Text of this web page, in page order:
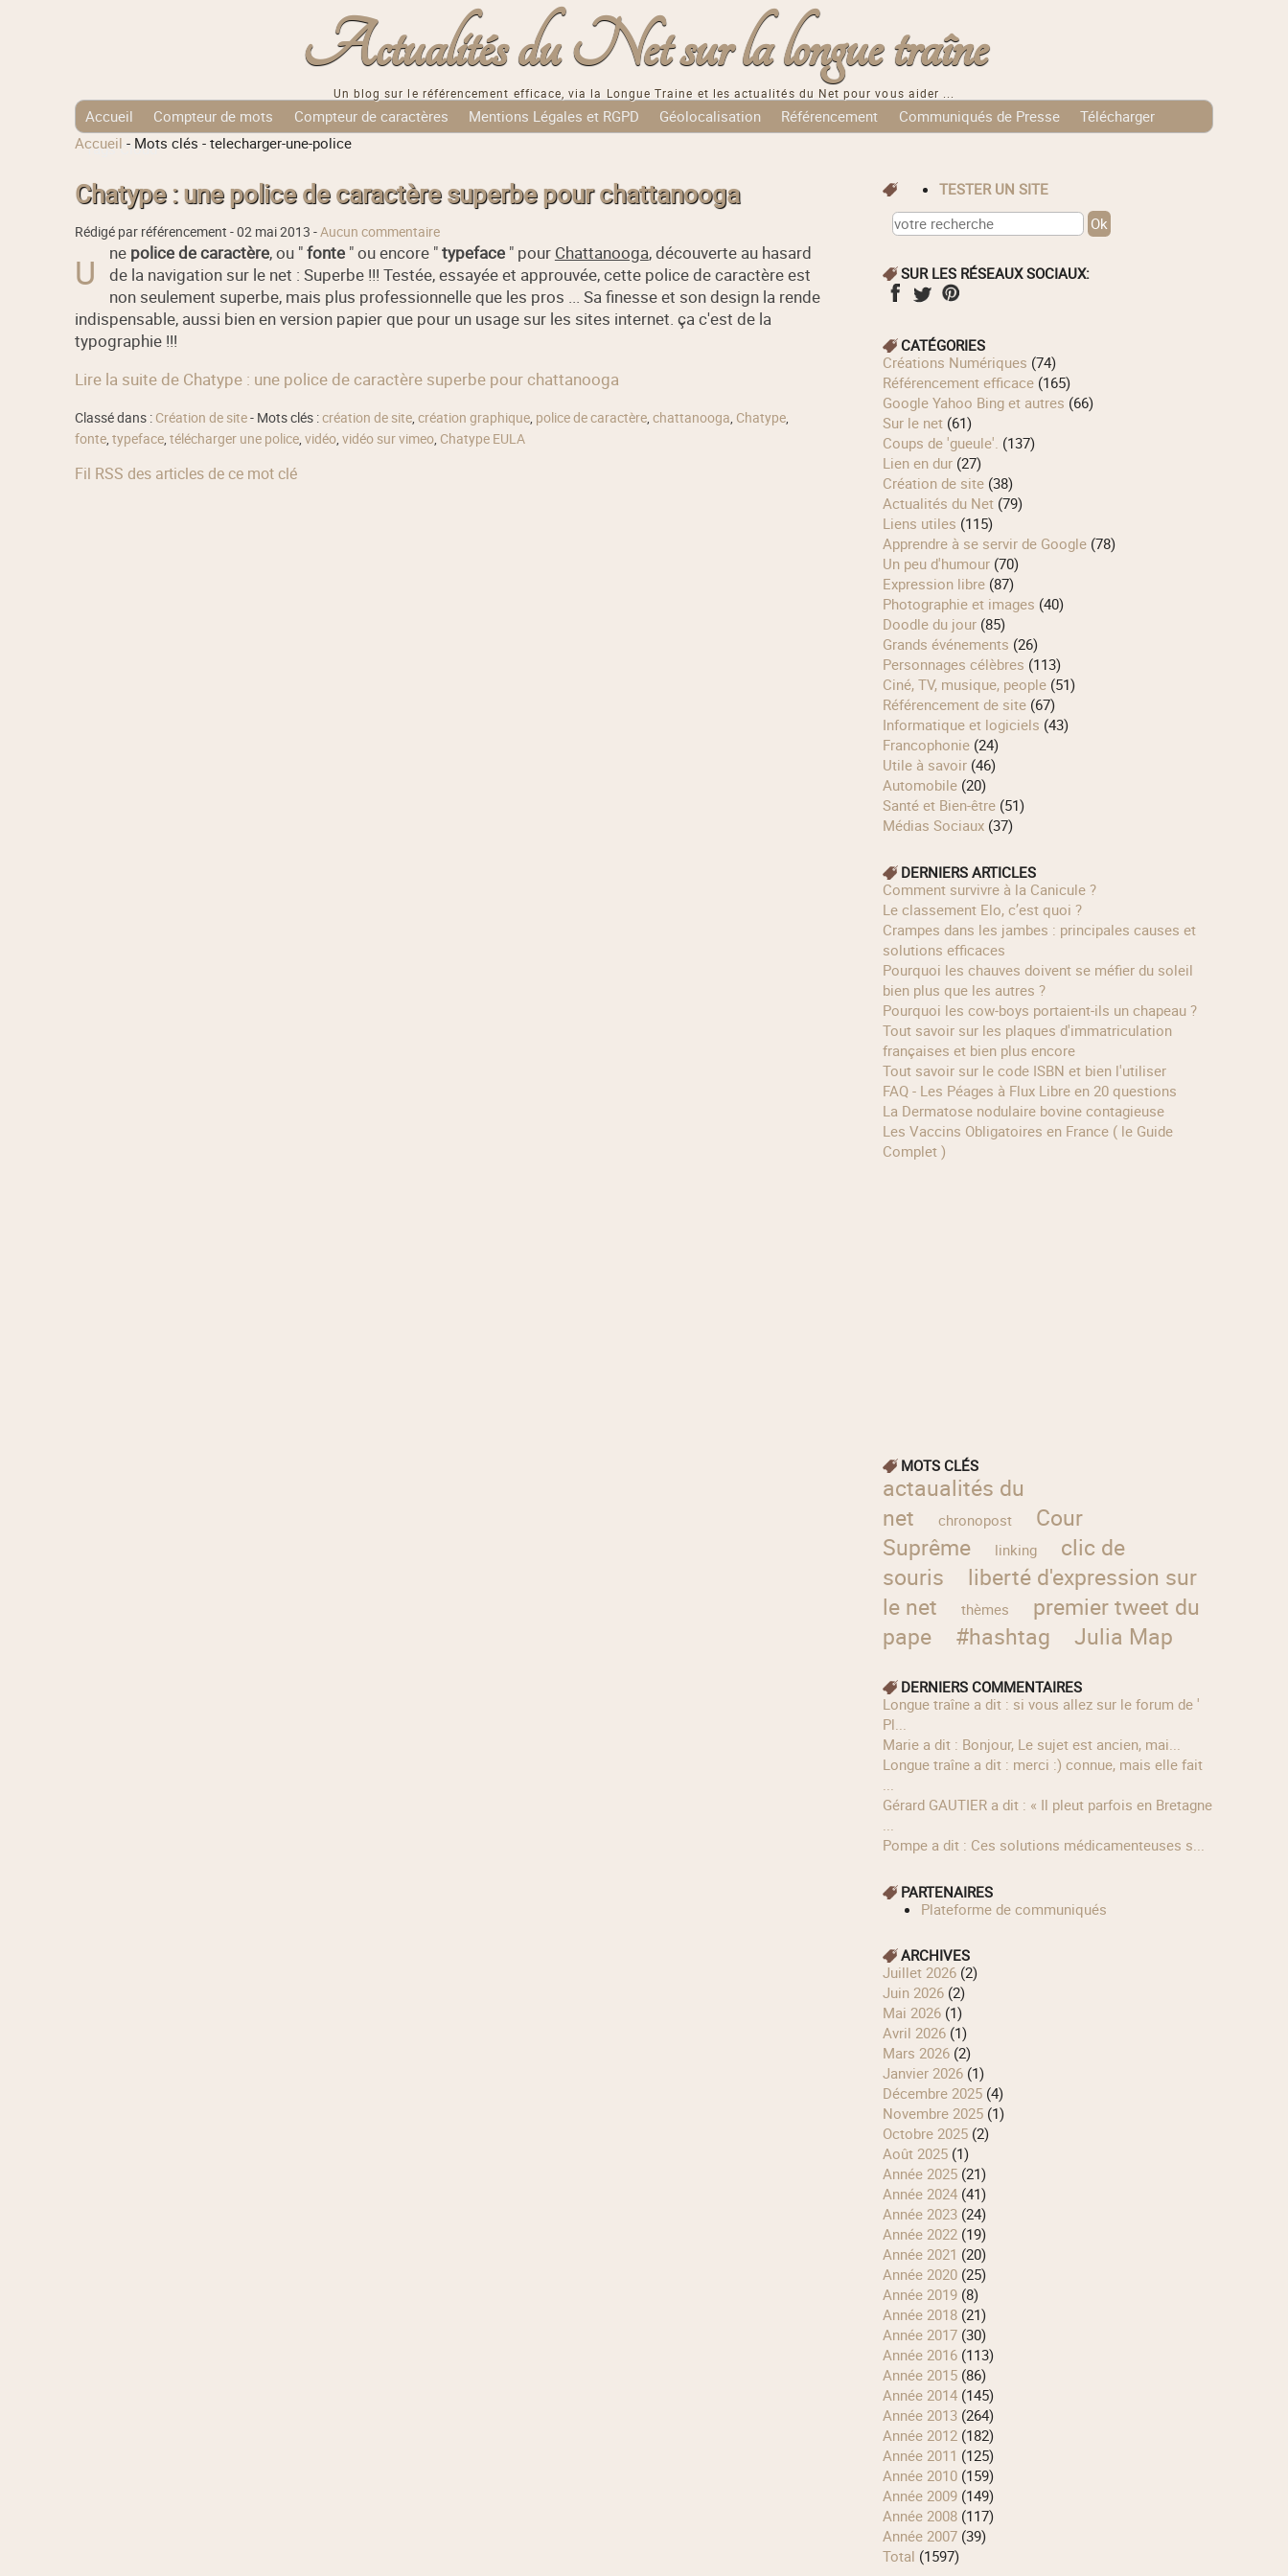
Actualités du Net sur la longue traîne
Un blog sur le référencement efficace, via la Longue Traine et les actualités du Net pour vous aider ...
Accueil Compteur de mots Compteur de caractères Mentions Légales et RGPD Géolocalisation Référencement Communiqués de Presse
Télécharger
Tags Cloud
Accueil - Mots clés - telecharger-une-police
Chatype : une police de caractère superbe pour chattanooga
Rédigé par référencement -02 mai 2013 -Aucun commentaire
U ne police de caractère, ou "fonte" ou encore "typeface" pour Chattanooga, découverte au hasard
de la navigation sur le net : Superbe !!! Testée, essayée et approuvée, cette police de caractère est
non seulement superbe, mais plus professionnelle que les pros ... Sa finesse et son design la rende
indispensable, aussi bien en version papier que pour un usage sur les sites internet. ça c'est de la
typographie !!!
Lire la suite de Chatype : une police de caractère superbe pour chattanooga
Classé dans : Création de site- Mots clés :création de site, création graphique, police de caractère, chattanooga, Chatype,
fonte, typeface, télécharger une police, vidéo, vidéo sur vimeo, Chatype EULA
Fil RSS des articles de ce mot clé
TESTER UN SITE
SUR LES RÉSEAUX SOCIAUX:
CATÉGORIES
Créations Numériques (74)
Référencement efficace(165)
Google Yahoo Bing et autres (66)
Sur le net(61)
Coups de 'gueule'. (137)
Lien en dur(27)
Création de site(38)
Actualités du Net(79)
Liens utiles (115)
Apprendre à se servir de Google(78)
Un peu d'humour(70)
Expression libre(87)
Photographie et images (40)
Doodle du jour(85)
Grands événements (26)
Personnages célèbres (113)
Ciné, TV, musique, people(51)
Référencement de site(67)
Informatique et logiciels (43)
Francophonie(24)
Utile à savoir(46)
Automobile(20)
Santé et Bien-être(51)
Médias Sociaux(37)
DERNIERS ARTICLES
Comment survivre à la Canicule ?
Le classement Elo, c’est quoi ?
Crampes dans les jambes : principales causes et
solutions efficaces
Pourquoi les chauves doivent se méfier du soleil
bien plus que les autres ?
Pourquoi les cow‑boys portaient‑ils un chapeau ?
Tout savoir sur les plaques d'immatriculation
françaises et bien plus encore
Tout savoir sur le code ISBN et bien l'utiliser
FAQ - Les Péages à Flux Libre en 20 questions
La Dermatose nodulaire bovine contagieuse
Les Vaccins Obligatoires en France ( le Guide
Complet )
MOTS CLÉS
actaualités du
net
chronopost
Cour
Suprême
linking
clic de
souris
liberté d'expression sur
le net
thèmes
premier tweet du
pape
#hashtag Julia Map
DERNIERS COMMENTAIRES
longue traîne a dit : si vous allez sur le forum de '
Pl...
Marie a dit : Bonjour, Le sujet est ancien, mai...
longue traîne a dit : merci :) connue, mais elle fait
...
Gérard GAUTIER a dit : « Il pleut parfois en Bretagne
...
Pompe a dit : Ces solutions médicamenteuses s...
PARTENAIRES
Plateforme de communiqués
ARCHIVES
juillet 2026(2)
juin 2026(2)
mai 2026(1)
avril 2026(1)
mars 2026(2)
janvier 2026(1)
décembre 2025(4)
novembre 2025(1)
octobre 2025(2)
août 2025(1)
année 2025(21)
année 2024(41)
année 2023(24)
année 2022(19)
année 2021 (20)
année 2020(25)
année 2019(8)
année 2018(21)
année 2017(30)
année 2016(113)
année 2015(86)
année 2014(145)
année 2013(264)
année 2012(182)
année 2011 (125)
année 2010(159)
année 2009(149)
année 2008(117)
année 2007(39)
total (1597)